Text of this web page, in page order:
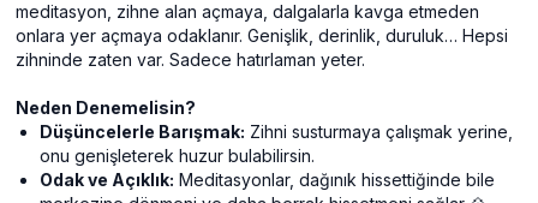
meditasyon, zihne alan açmaya, dalgalarla kavga etmeden
onlara yer açmaya odaklanır. Genişlik, derinlik, duruluk… Hepsi
zihninde zaten var. Sadece hatırlaman yeter.
Neden Denemelisin?
Düşüncelerle Barışmak: Zihni susturmaya çalışmak yerine,
onu genişleterek huzur bulabilirsin.
Odak ve Açıklık: Meditasyonlar, dağınık hissettiğinde bile